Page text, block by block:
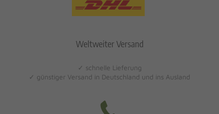
Weltweiter Versand
✓ schnelle Lieferung
✓ günstiger Versand in Deutschland und ins Ausland